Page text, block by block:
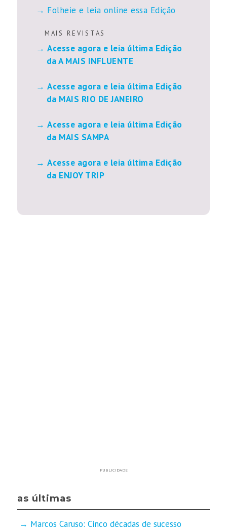
Folheie e leia online essa Edição
M A I S R E V I S T A S
Acesse agora e leia última Edição
da A MAIS INFLUENTE
Acesse agora e leia última Edição
da MAIS RIO DE JANEIRO
Acesse agora e leia última Edição
da MAIS SAMPA
Acesse agora e leia última Edição
da ENJOY TRIP
PUBLICIDADE
as últimas
Marcos Caruso: Cinco décadas de sucesso